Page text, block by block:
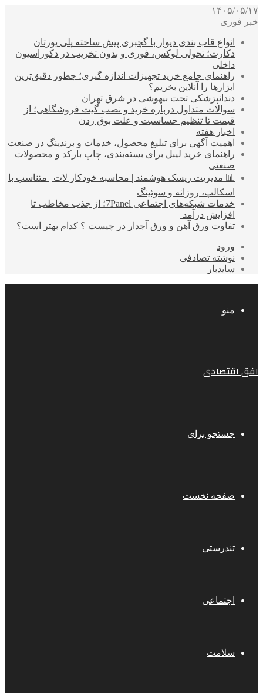
۱۴۰۵/۰۵/۱۷
خبر فوری
انواع قاب بندی دیوار با گچبری پیش ساخته پلی یورتان
دکارت؛ تحولی لوکس، فوری و بدون تخریب در دکوراسیون
داخلی
راهنمای جامع خرید تجهیزات اندازه گیری؛ چطور دقیق‌ترین
ابزارها را آنلاین بخریم؟
دندانپزشکی تحت بیهوشی در شرق تهران
سوالات متداول درباره خرید و نصب گیت فروشگاهی؛ از
قیمت تا تنظیم حساسیت و علت بوق زدن
اخبار هفته
اهمیت آگهی برای تبلیغ محصول، خدمات و برندینگ در صنعت
راهنمای خرید لیبل برای بسته‌بندی، چاپ بارکد و محصولات
صنعتی
📊 مدیریت ریسک هوشمند | محاسبه خودکار لات | متناسب با
اسکالپ، روزانه و سوئینگ
خدمات شبکه‌های اجتماعی 7Panel؛ از جذب مخاطب تا
افزایش درآمد
تفاوت ورق آهن و ورق آجدار در چیست ؟ کدام بهتر است؟
ورود
نوشته تصادفی
سایدبار
منو
افق اقتصادی
جستجو برای
صفحه نخست
تندرستی
اجتماعی
سلامت